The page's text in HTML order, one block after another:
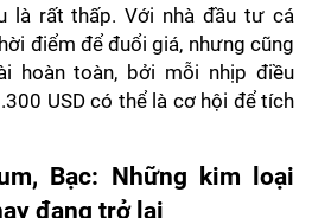
là rất thấp. Với nhà đầu tư cá
điểm để đuổi giá, nhưng cũng
hoàn toàn, bởi mỗi nhịp điều
USD có thể là cơ hội để tích
Bạc: Những kim loại
đang trở lại